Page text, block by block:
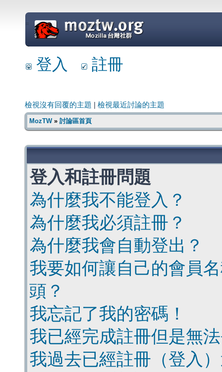
=
登入 註冊
檢視沒有回覆的主題 檢視最近討論的主題
MozTW» 討論區首頁
登入和註冊問題
為什麼我不能登入？
為什麼我必須註冊？
為什麼我會自動登出？
我要如何讓自己的會員
頭？
我忘記了我的密碼！
我已經完成註冊但是無
我過去已經註冊（登入